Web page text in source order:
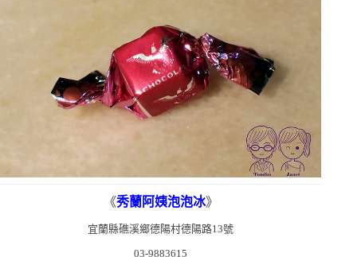
《秀蘭阿姨泡泡冰》
宜蘭縣礁溪鄉德陽村德陽路13號
03-9883615